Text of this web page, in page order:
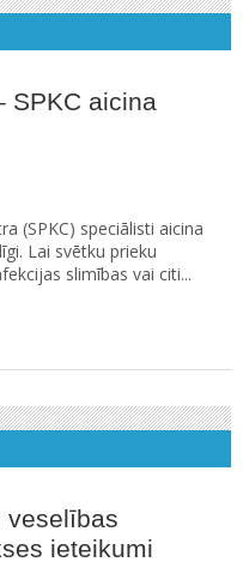
SPKC aicina
(SPKC) speciālisti aicina
Lai svētku prieku
slimības vai citi...
veselības
ieteikumi